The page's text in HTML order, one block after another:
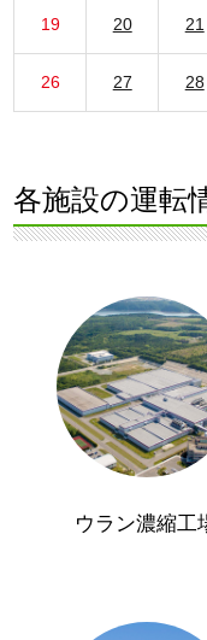
19 20 21
26 27 28
各施設の運転
ウラン濃縮工